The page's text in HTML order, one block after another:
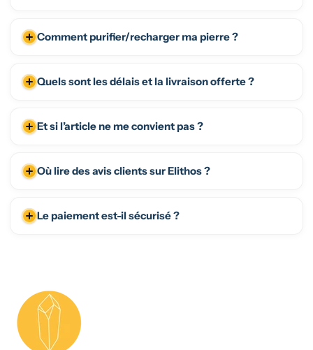
Comment purifier/recharger ma pierre ?
Quels sont les délais et la livraison offerte ?
Et si l’article ne me convient pas ?
Où lire des avis clients sur Elithos ?
Le paiement est-il sécurisé ?